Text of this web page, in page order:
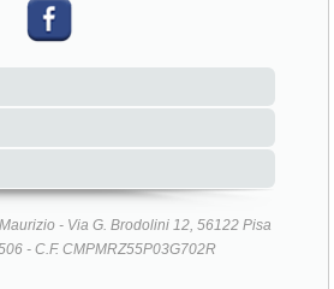
- Via G. Brodolini 12, 56122 Pisa
- C.F. CMPMRZ55P03G702R